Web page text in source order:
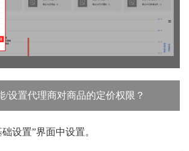
/设置代理商对商品的定价权限？
设置”界面中设置。